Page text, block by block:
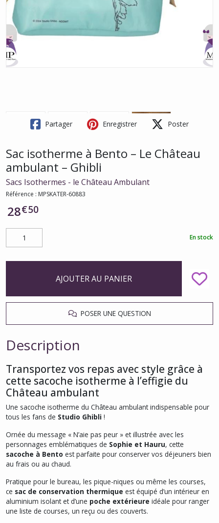
Partager Enregistrer Poster
Sac isotherme à Bento – Le Château
ambulant – Ghibli
Sacs Isothermes - le Château Ambulant
Référence : MPSKATER-60883
28€50
En stock
AJOUTER AU PANIER
POSER UNE QUESTION
Description
Transportez vos repas avec style grâce à
cette sacoche isotherme à l’effigie du
Château ambulant
Une sacoche isotherme du Château ambulant indispensable pour
tous les fans de Studio Ghibli !
Ornée du message « N’aie pas peur » et illustrée avec les
personnages emblématiques de Sophie et Hauru, cette
sacoche à Bento est parfaite pour conserver vos déjeuners bien
au frais ou au chaud.
Pratique pour le bureau, les pique-niques ou même les courses,
ce sac de conservation thermique est équipé d’un intérieur en
aluminium isolant et d’une poche extérieure idéale pour ranger
une liste de courses, un reçu ou des couverts.